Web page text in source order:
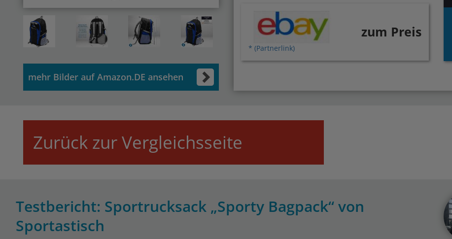
mehr Bilder auf Amazon.DE ansehen
* (Partnerlink)
zum Preis
Zurück zur Vergleichsseite
Testbericht: Sportrucksack „Sporty Bagpack“ von
Sportastisch